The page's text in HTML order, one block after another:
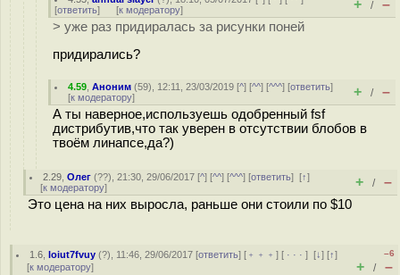
[ответить] [к модератору] + / –
> уже раз придиралась за рисунки поней
придирались?
4.59 ,Аноним (59), 12:11, 23/03/2019 [^] [^^] [^^^] [ответить]
[к модератору] + / –
А ты наверное,используешь одобренный fsf
дистрибутив,что так уверен в отсутствии блобов в
твоём линапсе,да?)
2.29 ,Олег (??), 21:30, 29/06/2017 [^] [^^] [^^^] [ответить][↑]
[к модератору] + / –
Это цена на них выросла, раньше они стоили по $10
1.6 ,loiut7fvuy (?), 11:46, 29/06/2017 [ответить] [ ﹢﹢﹢] [ · · ·][↓] [↑]
[к модератору]
–6
+ / –